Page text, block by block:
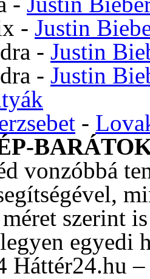
- Justin
- Justin
- Justin
-
vonzóbbá
szerint
egyedi
Háttér24.hu